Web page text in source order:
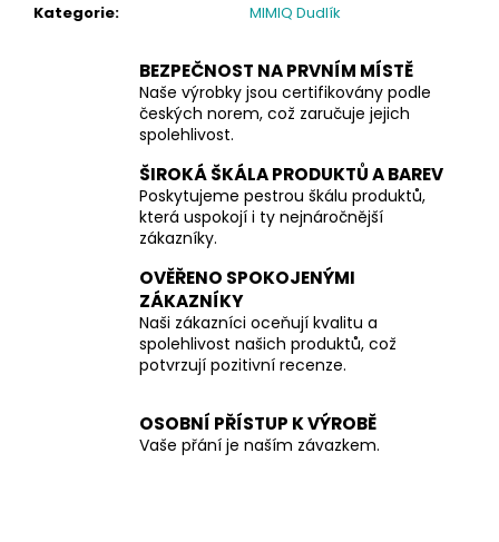
Kategorie: MIMIQ Dudlík
BEZPEČNOST NA PRVNÍM MÍSTĚ
Naše výrobky jsou certifikovány podle
českých norem, což zaručuje jejich
spolehlivost.
ŠIROKÁ ŠKÁLA PRODUKTŮ A BAREV
Poskytujeme pestrou škálu produktů,
která uspokojí i ty nejnáročnější
zákazníky.
OVĚŘENO SPOKOJENÝMI
ZÁKAZNÍKY
Naši zákazníci oceňují kvalitu a
spolehlivost našich produktů, což
potvrzují pozitivní recenze.
OSOBNÍ PŘÍSTUP K VÝROBĚ
Vaše přání je naším závazkem.